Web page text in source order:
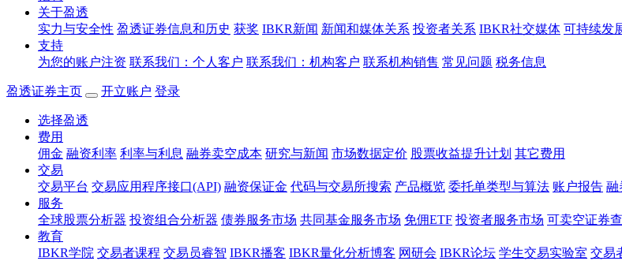
关于盈透
实力与安全性 盈透证券信息和历史 获奖 IBKR新闻 新闻和媒体关系 投资者关系 IBKR社交媒体 可持续发
支持
为您的账户注资 联系我们：个人客户 联系我们：机构客户 联系机构销售 常见问题 税务信息
盈透证券主页 开立账户 登录
选择盈透
费用
佣金 融资利率 利率与利息 融券卖空成本 研究与新闻 市场数据定价 股票收益提升计划 其它费用
交易
交易平台 交易应用程序接口(API) 融资保证金 代码与交易所搜索 产品概览 委托单类型与算法 账户报告 融
服务
全球股票分析器 投资组合分析器 债券服务市场 共同基金服务市场 免佣ETF 投资者服务市场 可卖空证券
教育
IBKR学院 交易者课程 交易员睿智 IBKR播客 IBKR量化分析博客 网研会 IBKR论坛 学生交易实验室 交易